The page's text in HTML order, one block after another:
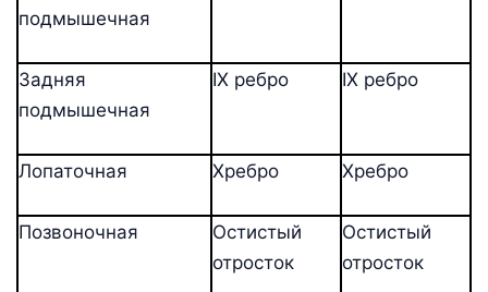
подмышечная
Задняя
подмышечная
IX ребро IX ребро
Лопаточная Хребро Хребро
Позвоночная
Остистый
отросток
Остистый
отросток